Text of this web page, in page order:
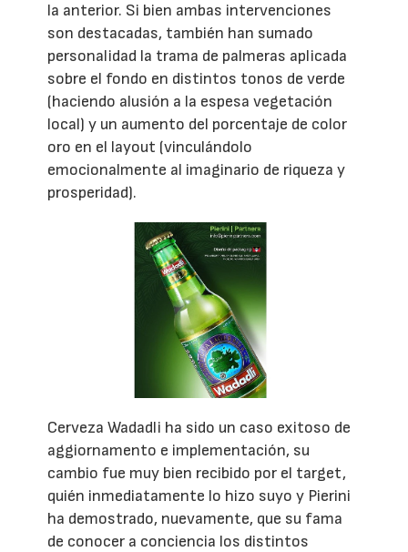
la anterior. Si bien ambas intervenciones
son destacadas, también han sumado
personalidad la trama de palmeras aplicada
sobre el fondo en distintos tonos de verde
(haciendo alusión a la espesa vegetación
local) y un aumento del porcentaje de color
oro en el layout (vinculándolo
emocionalmente al imaginario de riqueza y
prosperidad).
Cerveza Wadadli ha sido un caso exitoso de
aggiornamento e implementación, su
cambio fue muy bien recibido por el target,
quién inmediatamente lo hizo suyo y Pierini
ha demostrado, nuevamente, que su fama
de conocer a conciencia los distintos